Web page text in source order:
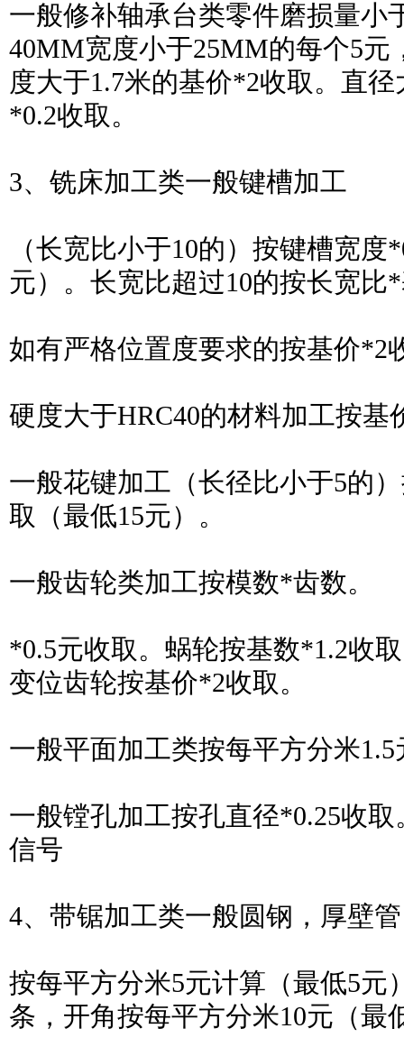
一般修补轴承台类零件磨损量小
40MM宽度小于25MM的每个5元
度大于1.7米的基价*2收取。直
*0.2收取。
3、铣床加工类一般键槽加工
（长宽比小于10的）按键槽宽度
元）。长宽比超过10的按长宽比
如有严格位置度要求的按基价*2
硬度大于HRC40的材料加工按基
一般花键加工（长径比小于5的
取（最低15元）。
一般齿轮类加工按模数*齿数。
*0.5元收取。蜗轮按基数*1.2收
变位齿轮按基价*2收取。
一般平面加工类按每平方分米
一般镗孔加工按孔直径*0.25收取
信号
4、带锯加工类一般圆钢，厚壁
按每平方分米5元计算（最低5元
条，开角按每平方分米10元（最